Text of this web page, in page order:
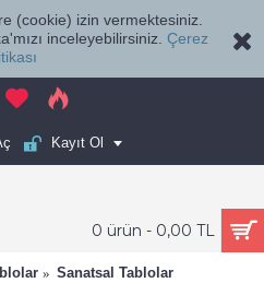
(cookie) izin vermektesiniz.
inceleyebilirsiniz. Çerez
Kayıt Ol
0 ürün - 0,00 TL
Sanatsal Tablolar